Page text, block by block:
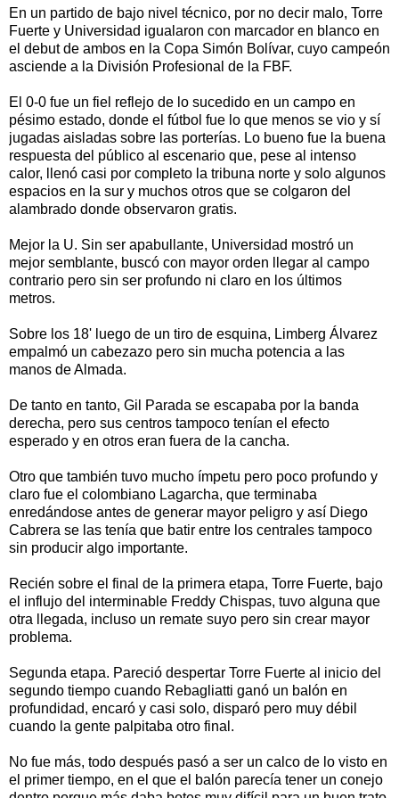
En un partido de bajo nivel técnico, por no decir malo, Torre
Fuerte y Universidad igualaron con marcador en blanco en
el debut de ambos en la Copa Simón Bolívar, cuyo campeón
asciende a la División Profesional de la FBF.
El 0-0 fue un fiel reflejo de lo sucedido en un campo en
pésimo estado, donde el fútbol fue lo que menos se vio y sí
jugadas aisladas sobre las porterías. Lo bueno fue la buena
respuesta del público al escenario que, pese al intenso
calor, llenó casi por completo la tribuna norte y solo algunos
espacios en la sur y muchos otros que se colgaron del
alambrado donde observaron gratis.
Mejor la U. Sin ser apabullante, Universidad mostró un
mejor semblante, buscó con mayor orden llegar al campo
contrario pero sin ser profundo ni claro en los últimos
metros.
Sobre los 18' luego de un tiro de esquina, Limberg Álvarez
empalmó un cabezazo pero sin mucha potencia a las
manos de Almada.
De tanto en tanto, Gil Parada se escapaba por la banda
derecha, pero sus centros tampoco tenían el efecto
esperado y en otros eran fuera de la cancha.
Otro que también tuvo mucho ímpetu pero poco profundo y
claro fue el colombiano Lagarcha, que terminaba
enredándose antes de generar mayor peligro y así Diego
Cabrera se las tenía que batir entre los centrales tampoco
sin producir algo importante.
Recién sobre el final de la primera etapa, Torre Fuerte, bajo
el influjo del interminable Freddy Chispas, tuvo alguna que
otra llegada, incluso un remate suyo pero sin crear mayor
problema.
Segunda etapa. Pareció despertar Torre Fuerte al inicio del
segundo tiempo cuando Rebagliatti ganó un balón en
profundidad, encaró y casi solo, disparó pero muy débil
cuando la gente palpitaba otro final.
No fue más, todo después pasó a ser un calco de lo visto en
el primer tiempo, en el que el balón parecía tener un conejo